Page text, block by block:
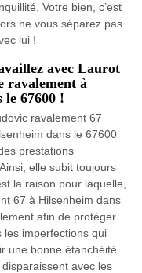
Votre bien, c’est
ne vous séparez pas
lui !
avec Laurot
ravalement à
67600 !
ravalement 67
dans le 67600
prestations
elle subit toujours
la raison pour laquelle,
67 à Hilsenheim dans
afin de protéger
les imperfections qui
une bonne étanchéité
avec les